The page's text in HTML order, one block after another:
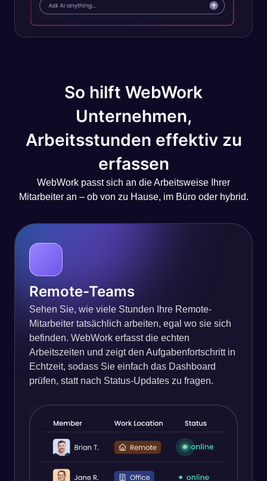
So hilft WebWork
Unternehmen,
Arbeitsstunden effektiv zu
erfassen
WebWork passt sich an die Arbeitsweise Ihrer
Mitarbeiter an – ob von zu Hause, im Büro oder hybrid.
Remote-Teams
Sehen Sie, wie viele Stunden Ihre Remote-
Mitarbeiter tatsächlich arbeiten, egal wo sie sich
befinden. WebWork erfasst die echten
Arbeitszeiten und zeigt den Aufgabenfortschritt in
Echtzeit, sodass Sie einfach das Dashboard
prüfen, statt nach Status-Updates zu fragen.